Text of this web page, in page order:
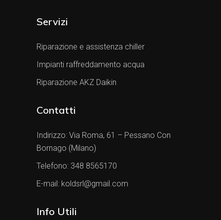
Servizi
Riparazione e assistenza chiller
Impianti raffreddamento acqua
Riparazione AKZ Daikin
Contatti
Indirizzo: Via Roma, 61 – Pessano Con
Bornago (Milano)
Telefono: 348 8565170
E-mail: koldsrl@gmail.com
Info Utili